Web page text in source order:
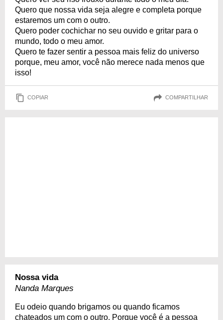
Quero que nossa vida seja alegre e completa porque
estaremos um com o outro.
Quero poder cochichar no seu ouvido e gritar para o
mundo, todo o meu amor.
Quero te fazer sentir a pessoa mais feliz do universo
porque, meu amor, você não merece nada menos que
isso!
COPIAR COMPARTILHAR
Nossa vida
Nanda Marques
Eu odeio quando brigamos ou quando ficamos
chateados um com o outro. Porque você é a pessoa